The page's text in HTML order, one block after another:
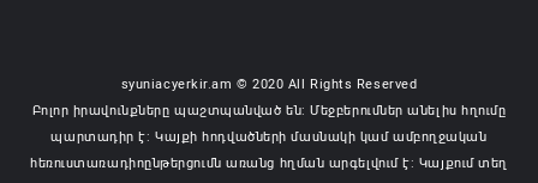
syuniacyerkir.am © 2020 All Rights Reserved
Բոլոր իրավունքները պաշտպանված են: Մեջբերումներ անելիս հղումը
պարտադիր է: Կայքի հոդվածների մասնակի կամ ամբողջական
հեռուստառադիոընթերցումն առանց հղման արգելվում է: Կայքում տեղ